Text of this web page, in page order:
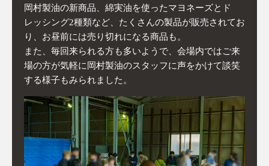
岡村製油の新商品、綿実油を使ったマヨネーズとド
レッシング2種類など、たくさんの製品が販売されてお
り、お昼前には売り切れになる商品も。
また、毎回来られる方も多いようで、会場内ではご来
場の方が気軽に岡村製油のスタッフに声をかけて談笑
する様子もみられました。